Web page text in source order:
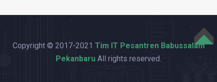
Copyright © 2017-2021 Tim IT Pesantren Babussalam
Pekanbaru All rights reserved.
TOP